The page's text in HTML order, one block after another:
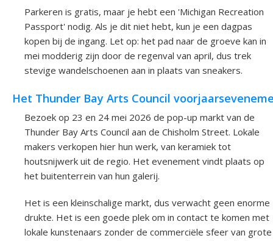
Parkeren is gratis, maar je hebt een 'Michigan Recreation
Passport' nodig. Als je dit niet hebt, kun je een dagpas
kopen bij de ingang. Let op: het pad naar de groeve kan in
mei modderig zijn door de regenval van april, dus trek
stevige wandelschoenen aan in plaats van sneakers.
Het Thunder Bay Arts Council
Bezoek op 23 en 24 mei 2026 de pop-up markt van de
Thunder Bay Arts Council aan de Chisholm Street. Lokale
makers verkopen hier hun werk, van keramiek tot
houtsnijwerk uit de regio. Het evenement vindt plaats op
het buitenterrein van hun galerij.
Het is een kleinschalige markt, dus verwacht geen enorme
drukte. Het is een goede plek om in contact te komen met
lokale kunstenaars zonder de commerciële sfeer van grote